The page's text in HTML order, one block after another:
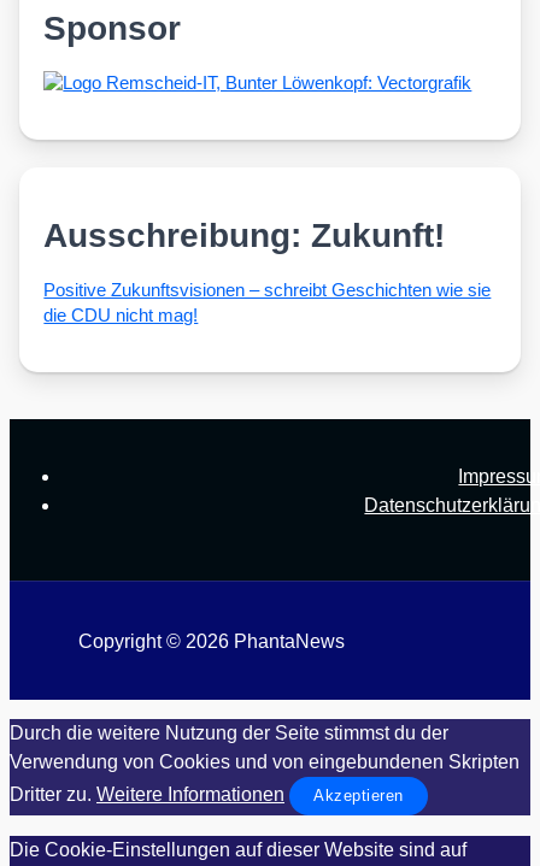
Sponsor
Ausschreibung: Zukunft!
Posi­ti­ve Zukunfts­vi­sio­nen – schreibt Geschich­ten wie sie
die CDU nicht mag!
Copyright © 2026 PhantaNews
Durch die weitere Nutzung der Seite stimmst du der
Verwendung von Cookies und von eingebundenen Skripten
Dritter zu. Weitere Informationen Akzeptieren
Die Cookie-Einstellungen auf dieser Website sind auf